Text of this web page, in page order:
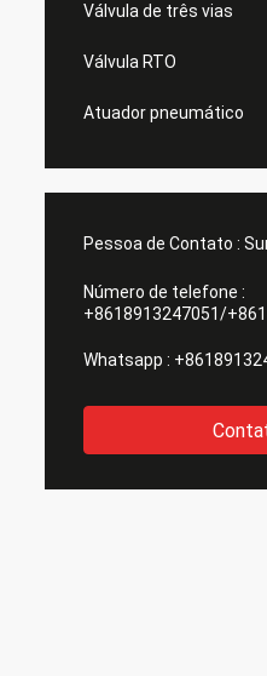
Válvula de três vias
Válvula RTO
Atuador pneumático
Pessoa de Contato :
Número de telefone :
+8618913247051/
Whatsapp :